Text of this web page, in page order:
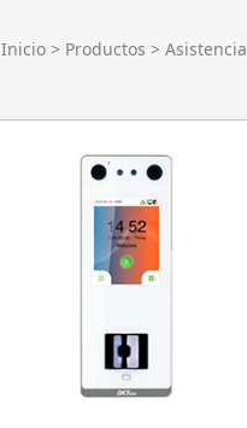
Inicio > Productos >Asistencia